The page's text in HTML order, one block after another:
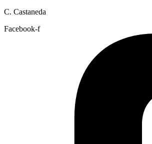
C. Castaneda
Facebook-f